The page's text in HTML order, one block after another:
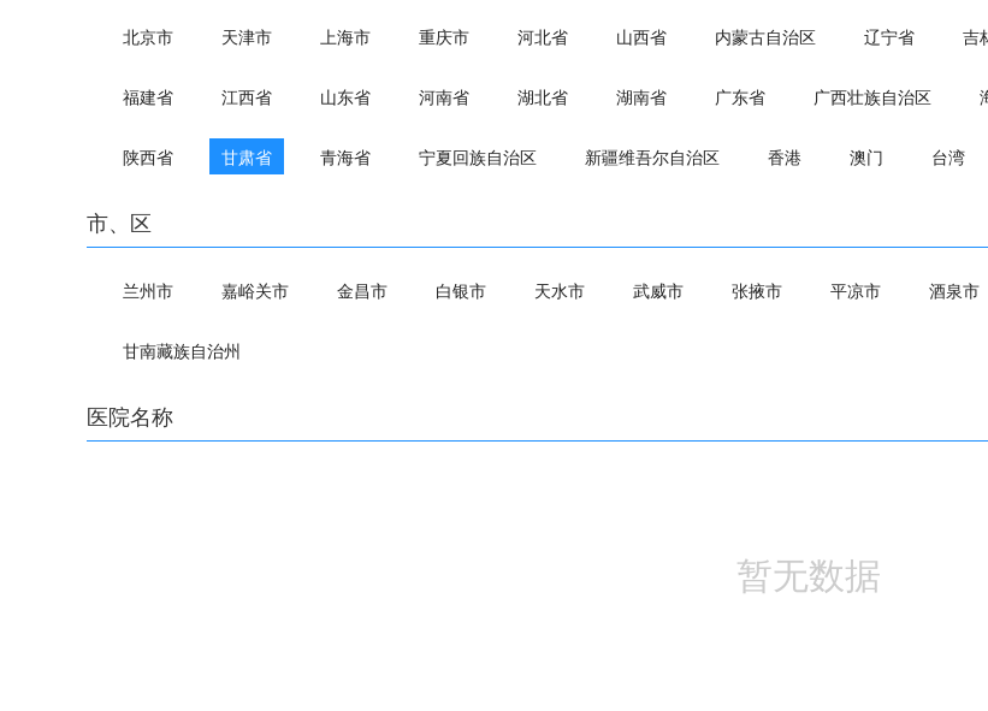
北京市 天津市 上海市 重庆市 河北省 山西省 内蒙古自治区 辽宁省 吉
福建省 江西省 山东省 河南省 湖北省 湖南省 广东省 广西壮族自治区
陕西省 甘肃省 青海省 宁夏回族自治区 新疆维吾尔自治区 香港 澳门 台湾
市、区
兰州市 嘉峪关市 金昌市 白银市 天水市 武威市 张掖市 平凉市 酒泉市
甘南藏族自治州
医院名称
暂无数据